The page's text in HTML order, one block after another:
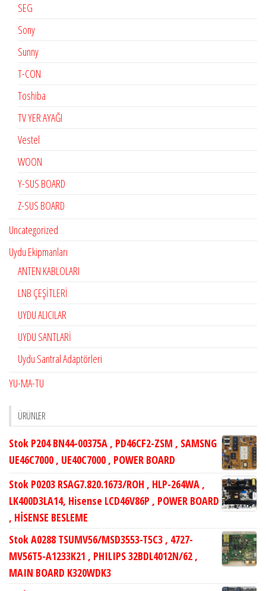
SEG
Sony
Sunny
T-CON
Toshiba
TV YER AYAĞI
Vestel
WOON
Y-SUS BOARD
Z-SUS BOARD
Uncategorized
Uydu Ekipmanları
ANTEN KABLOLARI
LNB ÇEŞİTLERİ
UYDU ALICILAR
UYDU SANTLARİ
Uydu Santral Adaptörleri
YU-MA-TU
ÜRÜNLER
Stok P204 BN44-00375A , PD46CF2-ZSM , SAMSNG
UE46C7000 , UE40C7000 , POWER BOARD
Stok P0203 RSAG7.820.1673/ROH , HLP-264WA ,
LK400D3LA14, Hisense LCD46V86P , POWER BOARD
, HİSENSE BESLEME
Stok A0288 TSUMV56/MSD3553-T5C3 , 4727-
MV56T5-A1233K21 , PHILIPS 32BDL4012N/62 ,
MAIN BOARD K320WDK3